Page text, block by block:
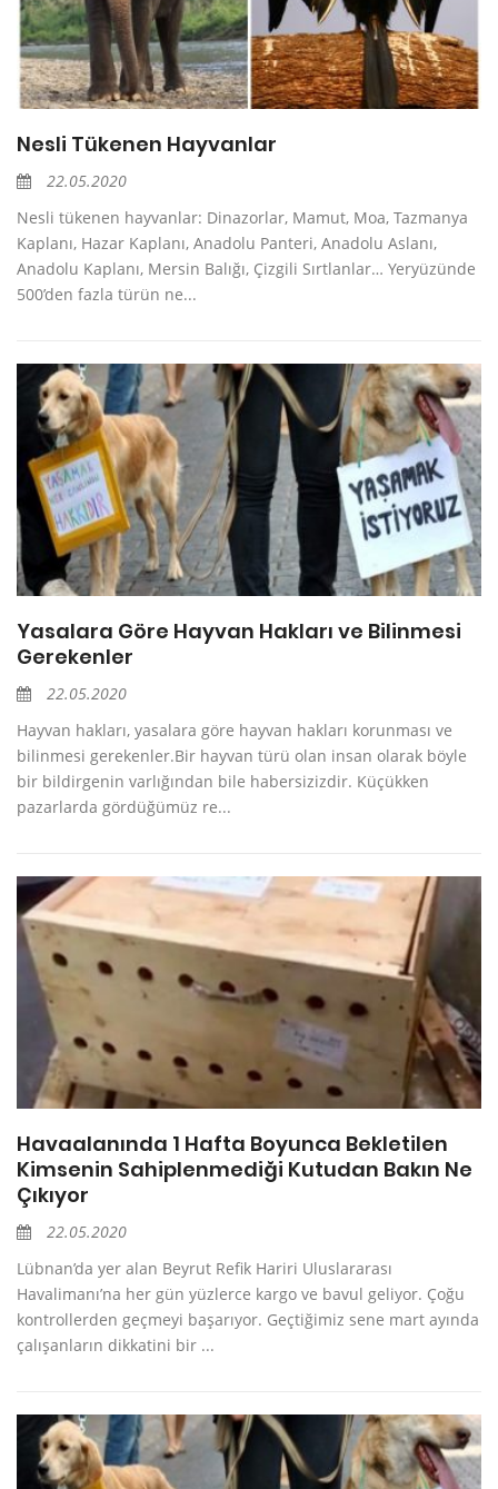
Nesli Tükenen Hayvanlar
22.05.2020
Nesli tükenen hayvanlar: Dinazorlar, Mamut, Moa, Tazmanya
Kaplanı, Hazar Kaplanı, Anadolu Panteri, Anadolu Aslanı,
Anadolu Kaplanı, Mersin Balığı, Çizgili Sırtlanlar… Yeryüzünde
500’den fazla türün ne...
Yasalara Göre Hayvan Hakları ve Bilinmesi
Gerekenler
22.05.2020
Hayvan hakları, yasalara göre hayvan hakları korunması ve
bilinmesi gerekenler.Bir hayvan türü olan insan olarak böyle
bir bildirgenin varlığından bile habersizizdir. Küçükken
pazarlarda gördüğümüz re...
Havaalanında 1 Hafta Boyunca Bekletilen
Kimsenin Sahiplenmediği Kutudan Bakın Ne
Çıkıyor
22.05.2020
Lübnan’da yer alan Beyrut Refik Hariri Uluslararası
Havalimanı’na her gün yüzlerce kargo ve bavul geliyor. Çoğu
kontrollerden geçmeyi başarıyor. Geçtiğimiz sene mart ayında
çalışanların dikkatini bir ...